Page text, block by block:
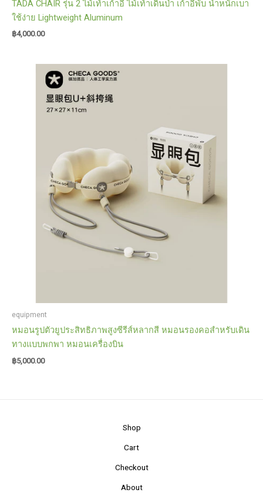
TADA CHAIR รุ่น 2 ไม้เท้าเก้าอี้ ไม้เท้าเดินป่า เก้าอี้พับ น้ำหนักเบา
ใช้ง่าย Lightweight Aluminum
฿4,000.00
equipment
หมอนรูปตัวยูประสิทธิภาพสูงซีรีส์หลากสี หมอนรองคอสําหรับเดิน
ทางแบบพกพา หมอนเครื่องบิน
฿5,000.00
Shop
Cart
Checkout
About